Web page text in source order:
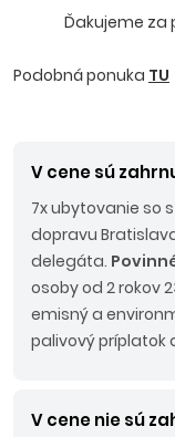
Ďakujeme za
Podobná ponuka TU
V cene sú
7x ubytovanie so
dopravu
delegáta.
osoby od 2 rokov
emisný a
palivový príplatok
V cene nie sú